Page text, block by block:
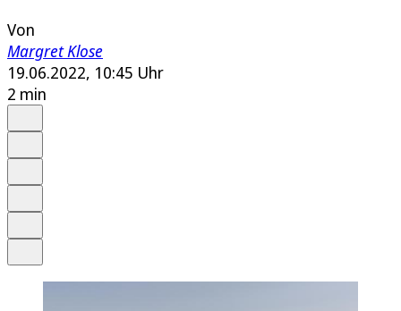
Von
Margret Klose
19.06.2022, 10:45 Uhr
2 min